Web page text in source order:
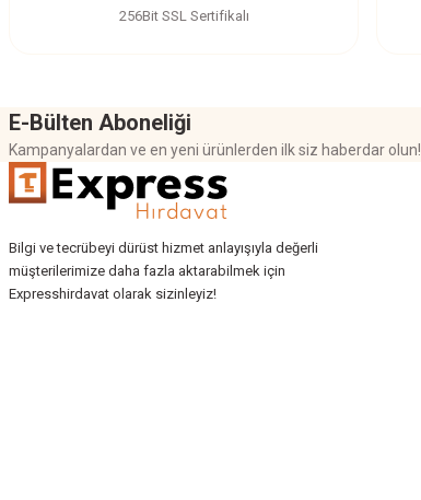
256Bit SSL Sertifikalı
E-Bülten Aboneliği
Kampanyalardan ve en yeni ürünlerden ilk siz haberdar olun!
Bilgi ve tecrübeyi dürüst hizmet anlayışıyla değerli
müşterilerimize daha fazla aktarabilmek için
Expresshirdavat olarak sizinleyiz!